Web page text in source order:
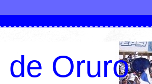
de Oruro